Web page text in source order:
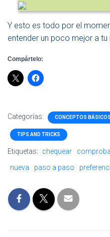
Y esto es todo por el
entender un poco mejor a tu
Compártelo:
Categorías: CONCEPTOS
TIPS AND TRICKS
Etiquetas: chequear
nueva
paso a paso